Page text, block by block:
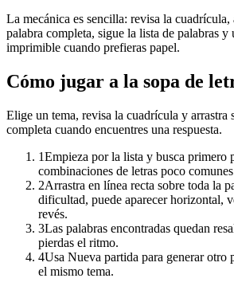
La mecánica es sencilla: revisa la cuadrícula,
palabra completa, sigue la lista de palabras y
imprimible cuando prefieras papel.
Cómo jugar a la sopa de
Elige un tema, revisa la cuadrícula y arrastra
completa cuando encuentres una respuesta.
1Empieza por la lista y busca primero
combinaciones de letras poco
2Arrastra en línea recta sobre toda la
dificultad, puede aparecer horizontal,
revés.
3Las palabras encontradas quedan
pierdas el ritmo.
4Usa Nueva partida para generar otro
el mismo tema.